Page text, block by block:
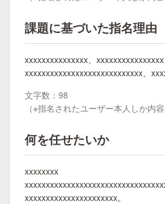
課題に基づいた指名理由
xxxxxxxxxxxxxxx、
xxxxxxxxxxxxxxxxxxxxxxxxxxxx、
文字数：98
（※指名されたユーザー本人しか内
何を任せたいか
xxxxxxxx
xxxxxxxxxxxxxxxxxxxxxx。